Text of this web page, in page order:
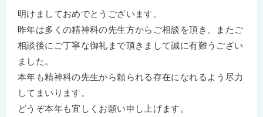
明けましておめでとうございます。
昨年は多くの精神科の先生方からご相談を頂き、またご
相談後にご丁寧な御礼まで頂きまして誠に有難うござい
ました。
本年も精神科の先生から頼られる存在になれるよう尽力
してまいります。
どうぞ本年も宜しくお願い申し上げます。